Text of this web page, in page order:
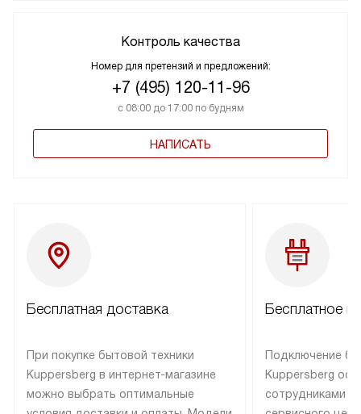
Контроль качества
Номер для претензий и предложений:
+7 (495) 120-11-96
с 08:00 до 17:00 по будням
НАПИСАТЬ
Бесплатная доставка
При покупке бытовой техники
Kuppersberg в интернет-магазине
можно выбрать оптимальные
Бесплатное
Подключение
Kuppersberg
сотрудниками